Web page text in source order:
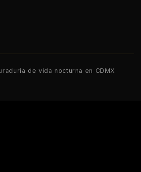
de vida nocturna en CDMX